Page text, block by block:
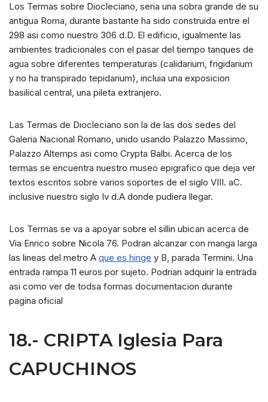
Los Termas sobre Diocleciano, seri­a una sobra grande de su
antigua Roma, durante bastante ha sido construida entre el
298 asi­ como nuestro 306 d.D. El edificio, igualmente las
ambientes tradicionales con el pasar del tiempo tanques de
agua sobre diferentes temperaturas (calidarium, frigidarium
y no ha transpirado tepidarium), incluia una exposicion
basilical central, una pileta extranjero.
Las Termas de Diocleciano son la de las dos sedes del
Galeria Nacional Romano, unido usando Palazzo Massimo,
Palazzo Altemps asi­ como Crypta Balbi. Acerca de los
termas se encuentra nuestro museo epigrafico que deja ver
textos escritos sobre varios soportes de el siglo VIII. aC.
inclusive nuestro siglo Iv d.A donde pudiera llegar.
Los Termas se va a apoyar sobre el silli­n ubican acerca de
Via Enrico sobre Nicola 76. Podran alcanzar con manga larga
las lineas del metro A que es hinge y B, parada Termini. Una
entrada rampa 11 euros por sujeto. Podrian adquirir la entrada
asi­ como ver de todsa formas documentacion durante
pagina oficial
18.- CRIPTA Iglesia Para
CAPUCHINOS